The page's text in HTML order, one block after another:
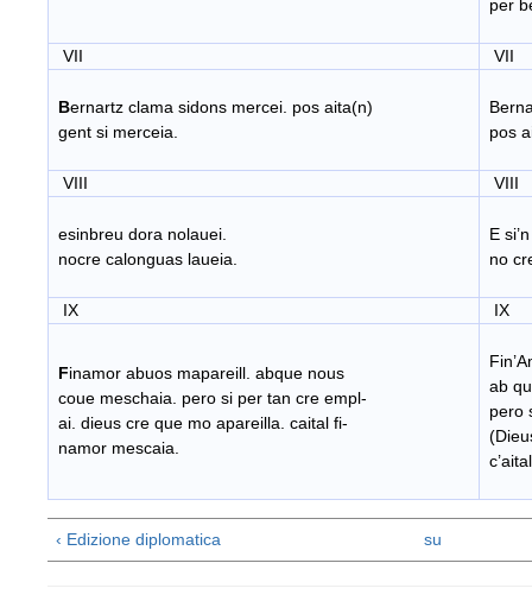
per
VII VII
Bernartz clama sidons mercei. pos aita(n)
gent si merceia.
pos
VIII VIII
esinbreu dora nolauei.
nocre calonguas laueia.
E
no
IX IX
Finamor abuos mapareill. abque nous
coue meschaia. pero si per tan cre empl-
ai. dieus cre que mo apareilla. caital fi-
namor mescaia.
ab
pero
‹ Edizione diplomatica su